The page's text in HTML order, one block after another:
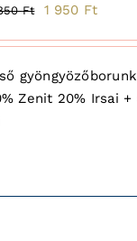
Ft
Original
2
850 Ft.
1 950 Ft
1
950
Zenit 20% Irsai